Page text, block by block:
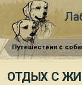
Путешествия с
ОТДЫХ С